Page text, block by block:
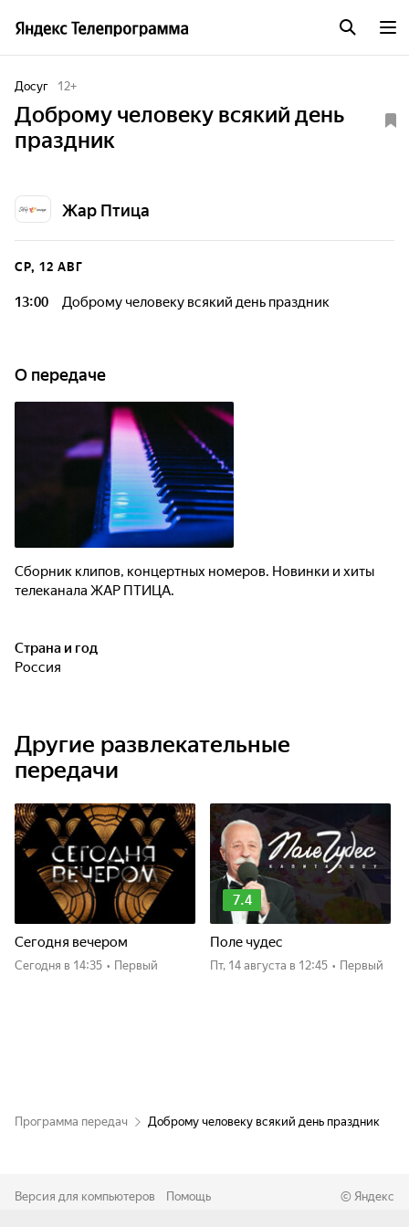
Досуг 12+
Доброму человеку всякий день
праздник
Жар Птица
СР, 12 АВГ
13:00 Доброму человеку всякий день праздник
О передаче
Сборник клипов, концертных номеров. Новинки и хиты
телеканала ЖАР ПТИЦА.
Страна и год
Россия
Другие развлекательные
передачи
Сегодня вечером
Сегодня в 14:35 • Первый
7.4
Поле чудес
пт, 14 августа в 12:45 • Первый
Программа передач Доброму человеку всякий день праздник
Версия для компьютеров Помощь © Яндекс